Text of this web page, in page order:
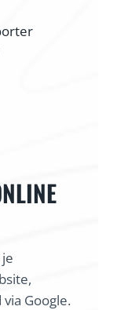
Google.